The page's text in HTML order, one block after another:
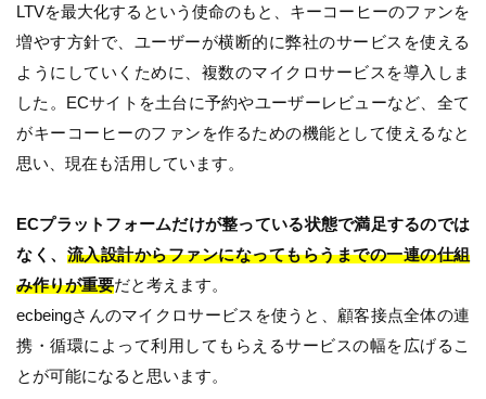
LTVを最大化するという使命のもと、キーコーヒーのファンを
増やす方針で、ユーザーが横断的に弊社のサービスを使える
ようにしていくために、複数のマイクロサービスを導入しま
した。ECサイトを土台に予約やユーザーレビューなど、全て
がキーコーヒーのファンを作るための機能として使えるなと
思い、現在も活用しています。
ECプラットフォームだけが整っている状態で満足するのでは
なく、 流入設計からファンになってもらうまでの一連の仕組
み作りが重要だと考えます。
ecbeingさんのマイクロサービスを使うと、顧客接点全体の連
携・循環によって利用してもらえるサービスの幅を広げるこ
とが可能になると思います。